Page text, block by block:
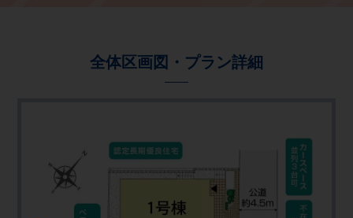
全体区画図・プラン詳細